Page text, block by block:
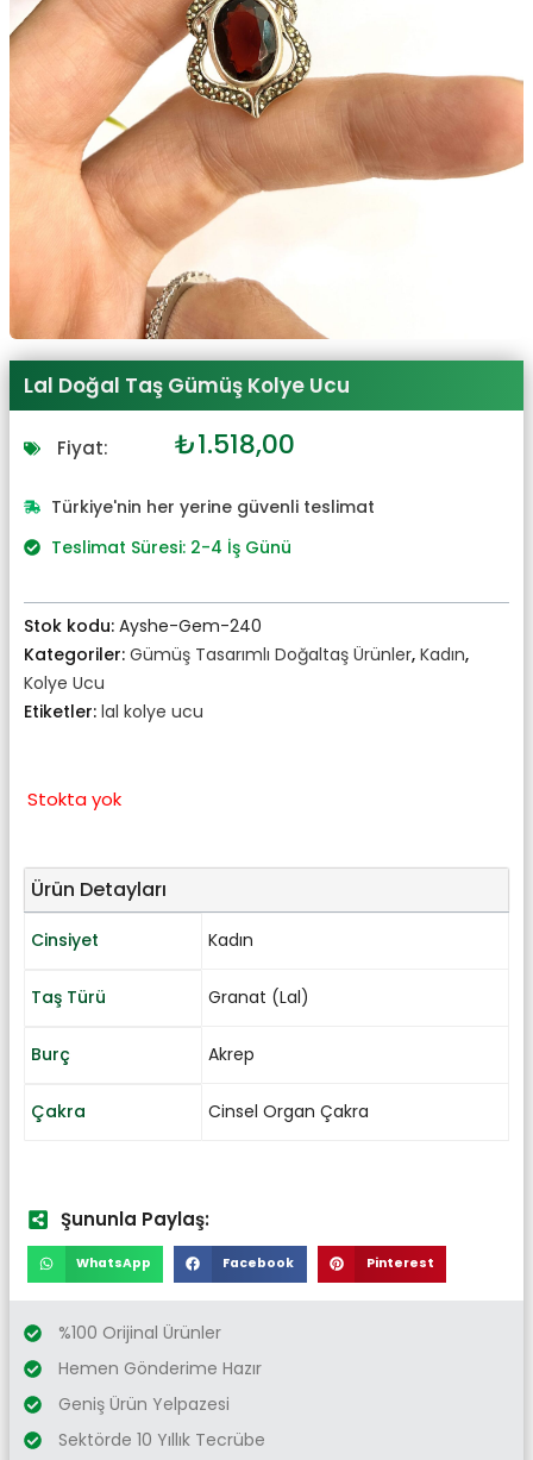
Lal Doğal Taş Gümüş Kolye Ucu
Fiyat: Orijinal
₺1.670,00.
₺1.518,00
fiyat:
Türkiye'nin her yerine güvenli teslimat
Teslimat Süresi: 2-4 İş Günü
Stok kodu: Ayshe-Gem-240
Kategoriler: Gümüş Tasarımlı Doğaltaş Ürünler, Kadın,
Kolye Ucu
Etiketler: lal kolye ucu
Stokta yok
Ürün Detayları
Cinsiyet Kadın
Taş Türü Granat (Lal)
Burç Akrep
Çakra Cinsel Organ Çakra
Şununla Paylaş:
WhatsApp Facebook Pinterest
%100 Orijinal Ürünler
Hemen Gönderime Hazır
Geniş Ürün Yelpazesi
Sektörde 10 Yıllık Tecrübe